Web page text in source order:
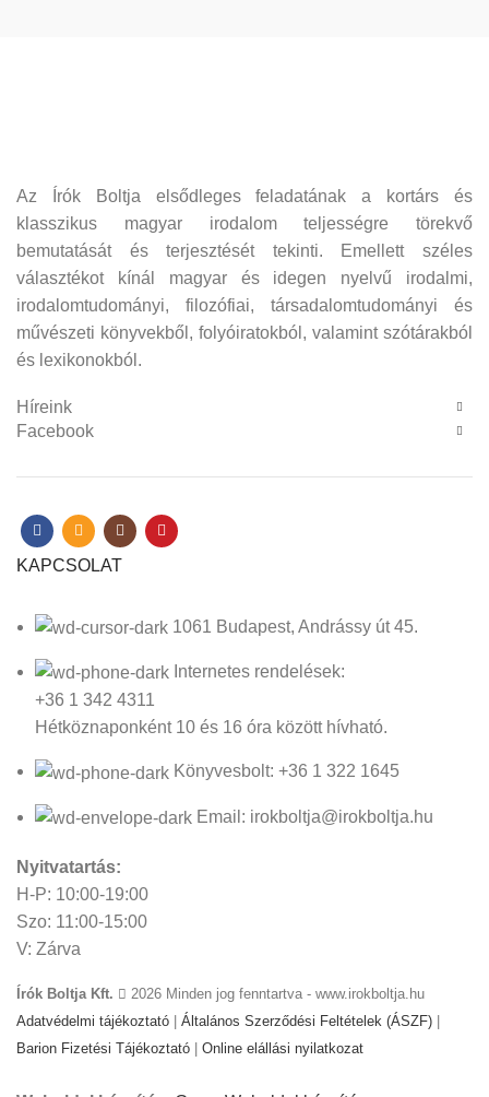
Az Írók Boltja elsődleges feladatának a kortárs és
klasszikus magyar irodalom teljességre törekvő
bemutatását és terjesztését tekinti. Emellett széles
választékot kínál magyar és idegen nyelvű irodalmi,
irodalomtudományi, filozófiai, társadalomtudományi és
művészeti könyvekből, folyóiratokból, valamint szótárakból
és lexikonokból.
Híreink
Facebook
KAPCSOLAT
1061 Budapest, Andrássy út 45.
Internetes rendelések:
+36 1 342 4311
Hétköznaponként 10 és 16 óra között hívható.
Könyvesbolt: +36 1 322 1645
Email: irokboltja@irokboltja.hu
Nyitvatartás:
H-P: 10:00-19:00
Szo: 11:00-15:00
V: Zárva
Írók Boltja Kft.
2026 Minden jog fenntartva - www.irokboltja.hu
Adatvédelmi tájékoztató
Általános Szerződési Feltételek (ÁSZF)
Barion Fizetési Tájékoztató
Online elállási nyilatkozat